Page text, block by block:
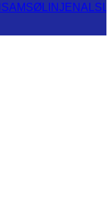
SAMSØLINJEN